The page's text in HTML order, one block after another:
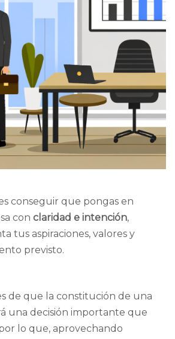
conseguir que pongas en
con claridad e intención,
tus aspiraciones, valores y
previsto.
de que la constitución de una
una decisión importante que
lo que, aprovechando